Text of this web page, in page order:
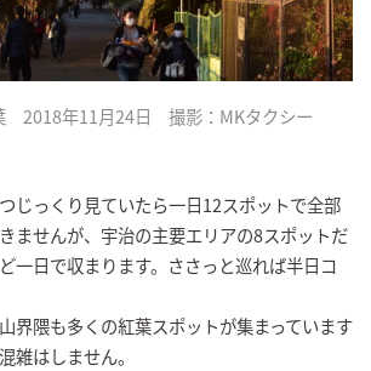
2018年11月24日 撮影：MKタクシー
じっくり見ていたら一日12スポットで全部
ませんが、宇治の主要エリアの8スポットだ
一日で収まります。ささっと巡れば半日コ
界隈も多くの紅葉スポットが集まっています
雑はしません。